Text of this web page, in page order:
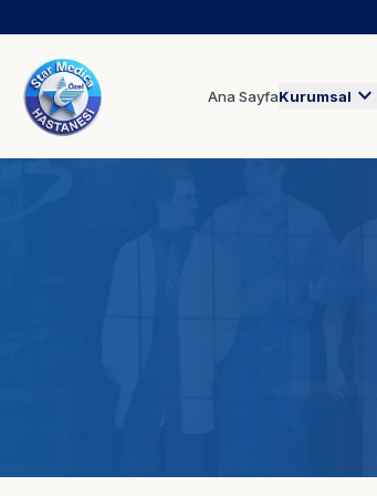
Ana SayfaKurumsal expand_more